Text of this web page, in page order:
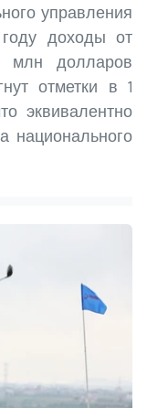
управления
доходы от
млн долларов
отметки в 1
эквивалентно
национального